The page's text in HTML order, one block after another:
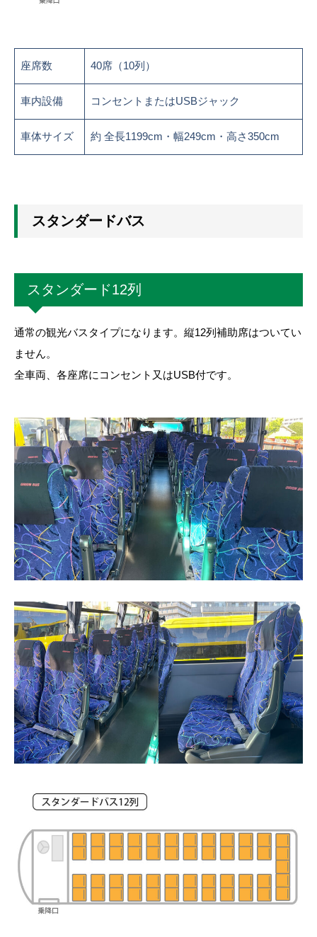
座席数 40席（10列）
車内設備 コンセントまたはUSBジャック
車体サイズ 約 全長1199cm・幅249cm・高さ350cm
スタンダードバス
スタンダード12列
通常の観光バスタイプになります。縦12列補助席はついてい
ません。
全車両、各座席にコンセント又はUSB付です。